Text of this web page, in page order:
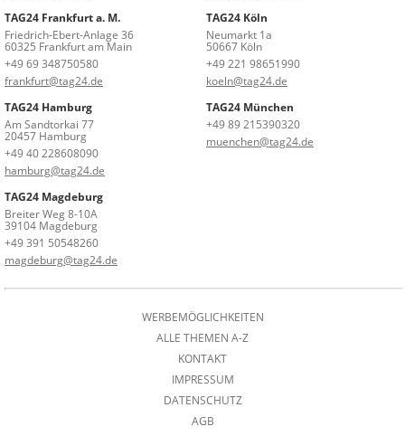
TAG24 Frankfurt a. M.
Friedrich-Ebert-Anlage 36
60325 Frankfurt am Main
+49 69 348750580
frankfurt@tag24.de
TAG24 Köln
Neumarkt 1a
50667 Köln
+49 221 98651990
koeln@tag24.de
TAG24 Hamburg
Am Sandtorkai 77
20457 Hamburg
+49 40 228608090
hamburg@tag24.de
TAG24 München
+49 89 215390320
muenchen@tag24.de
TAG24 Magdeburg
Breiter Weg 8-10A
39104 Magdeburg
+49 391 50548260
magdeburg@tag24.de
WERBEMÖGLICHKEITEN
ALLE THEMEN A-Z
KONTAKT
IMPRESSUM
DATENSCHUTZ
AGB